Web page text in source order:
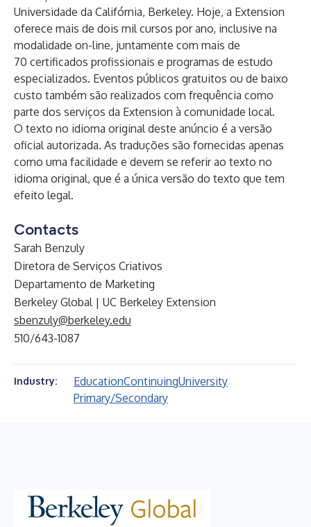
Universidade da Califórnia, Berkeley. Hoje, a Extension
oferece mais de dois mil cursos por ano, inclusive na
modalidade on-line, juntamente com mais de
70 certificados profissionais e programas de estudo
especializados. Eventos públicos gratuitos ou de baixo
custo também são realizados com frequência como
parte dos serviços da Extension à comunidade local.
O texto no idioma original deste anúncio é a versão
oficial autorizada. As traduções são fornecidas apenas
como uma facilidade e devem se referir ao texto no
idioma original, que é a única versão do texto que tem
efeito legal.
Contacts
Sarah Benzuly
Diretora de Serviços Criativos
Departamento de Marketing
Berkeley Global | UC Berkeley Extension
sbenzuly@berkeley.edu
510/643-1087
Industry: EducationContinuingUniversity
Primary/Secondary